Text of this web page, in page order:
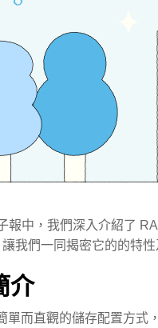
報中，我們深入介紹了
我們一同揭密它的的特性
介
單而直觀的儲存配置方式